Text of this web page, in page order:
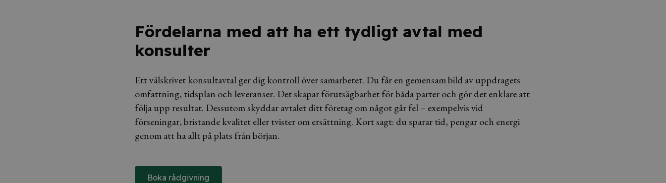
Fördelarna med att ha ett tydligt avtal med
konsulter
Ett välskrivet konsultavtal ger dig kontroll över samarbetet. Du får en gemensam bild av uppdragets
omfattning, tidsplan och leveranser. Det skapar förutsägbarhet för båda parter och gör det enklare att
följa upp resultat. Dessutom skyddar avtalet ditt företag om något går fel – exempelvis vid
förseningar, bristande kvalitet eller tvister om ersättning. Kort sagt: du sparar tid, pengar och energi
genom att ha allt på plats från början.
Boka rådgivning